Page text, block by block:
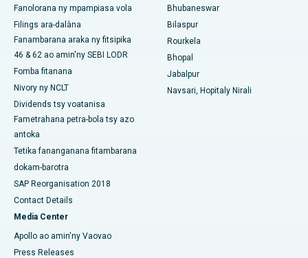
Hopitaly tsara indrindra any Ramji Nagar, Nellore
Hopitaly tsara indrindra ao amin'ny Sector-19, Rourkela
Hopitaly tsara indrindra ao Swargate, Pune
Hopitaly homamiadan'ny vehivavy tsara indrindra any Delhi
Atsimo
Fanolorana ny mpampiasa vola
Filings ara-dalàna
Fanambarana araka ny fitsipika
46 & 62 ao amin'ny SEBI LODR
Fomba fitanana
Nivory ny NCLT
Dividends tsy voatanisa
Fametrahana petra-bola tsy azo
antoka
Tetika fananganana fitambarana
dokam-barotra
SAP Reorganisation 2018
Contact Details
Media Center
Apollo ao amin'ny Vaovao
Press Releases
Bhubaneswar
Bilaspur
Rourkela
Bhopal
Jabalpur
Navsari, Hopitaly Nirali